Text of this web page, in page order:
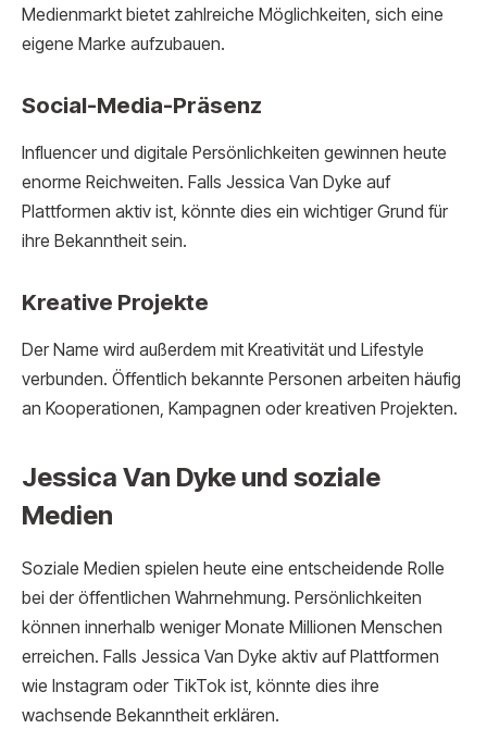
Medienmarkt bietet zahlreiche Möglichkeiten, sich eine
eigene Marke aufzubauen.
Social-Media-Präsenz
Influencer und digitale Persönlichkeiten gewinnen heute
enorme Reichweiten. Falls Jessica Van Dyke auf
Plattformen aktiv ist, könnte dies ein wichtiger Grund für
ihre Bekanntheit sein.
Kreative Projekte
Der Name wird außerdem mit Kreativität und Lifestyle
verbunden. Öffentlich bekannte Personen arbeiten häufig
an Kooperationen, Kampagnen oder kreativen Projekten.
Jessica Van Dyke und soziale
Medien
Soziale Medien spielen heute eine entscheidende Rolle
bei der öffentlichen Wahrnehmung. Persönlichkeiten
können innerhalb weniger Monate Millionen Menschen
erreichen. Falls Jessica Van Dyke aktiv auf Plattformen
wie Instagram oder TikTok ist, könnte dies ihre
wachsende Bekanntheit erklären.